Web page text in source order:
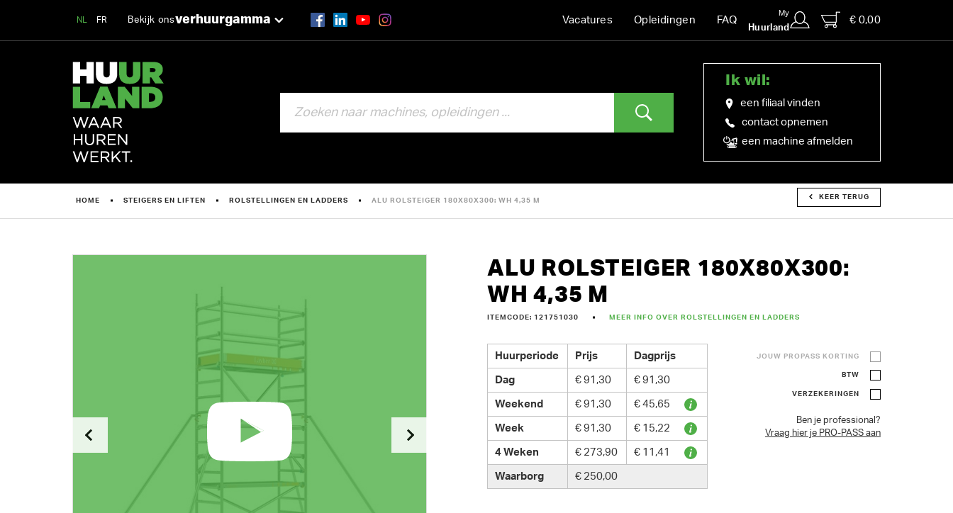
NL FR Bekijk onsverhuurgamma Vacatures Opleidingen FAQ
My
Huurland
€ 0,00
Ik wil:
een filiaal vinden
contact opnemen
een machine afmelden
HOME STEIGERS EN LIFTEN ROLSTELLINGEN EN LADDERS ALU ROLSTEIGER 180X80X300: WH 4,35 M KEER TERUG
ALU ROLSTEIGER 180X80X300:
WH 4,35 M
ITEMCODE: 121751030 MEER INFO OVER ROLSTELLINGEN EN LADDERS
Huurperiode Prijs Dagprijs
Dag € 91,30 € 91,30
Weekend € 91,30 € 45,65
Week € 91,30 € 15,22
4 Weken € 273,90 € 11,41
Waarborg € 250,00
JOUW PROPASS KORTING
BTW
VERZEKERINGEN
Ben je professional?
Vraag hier je PRO-PASS aan